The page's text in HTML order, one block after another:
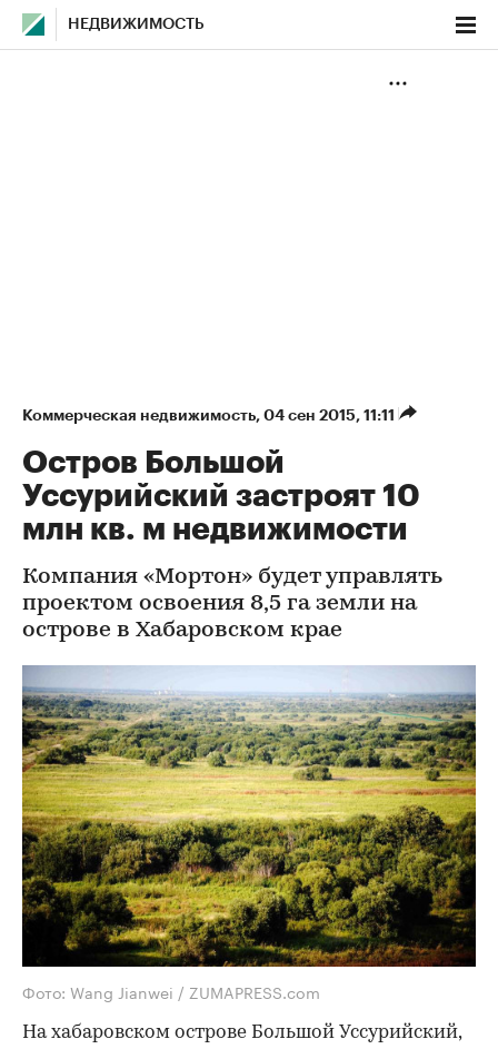
НЕДВИЖИМОСТЬ
Коммерческая недвижимость⁠, 04 сен 2015, 11:11
Остров Большой
Уссурийский застроят 10
млн кв. м недвижимости
Компания «Мортон» будет управлять
проектом освоения 8,5 га земли на
острове в Хабаровском крае
Фото: Wang Jianwei / ZUMAPRESS.com
На хабаровском острове Большой Уссурийский,